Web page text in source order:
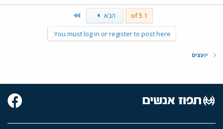
1 of 5 הבא
You must log in or register to post here.
יועצים